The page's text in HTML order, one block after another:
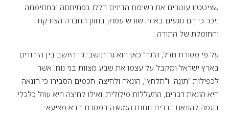
שציטטנו עוטרים את רשימת הדינים הללו בפתיחתה ובחתימתה.
ניכר כי הם נוגעים באיזה שורש עמוק בחזון החברה הצודקת
והחומלת של התורה.
על פי מסורת חז"ל, ה"גר" כאן הוא גר תושב: גוי היושב בין היהודים
בארץ ישראל ומקבל על עצמו את שבע מצוות בני נוח. אשר
לכפילות "תונֶה" ו"תלחץ", הונאה ולחיצה, חכמים הסבירו כי הונאה
היא הונאת דברים, התעללות מילולית, ואילו לחיצה היא עוול כלכלי.
דוגמה להונאת דברים נותנת המשנה במסכת בבא מציעא: